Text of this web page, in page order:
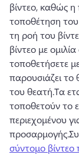
βίντεο, καθώς
τοποθέτηση του
τη ροή του
βίντεο με
τοποθετήσετε
παρουσιάζει
του θεατή.Τα
τοποθετούν το
περιεχομένου
προσαρμογής.
σύντομο βίντεο